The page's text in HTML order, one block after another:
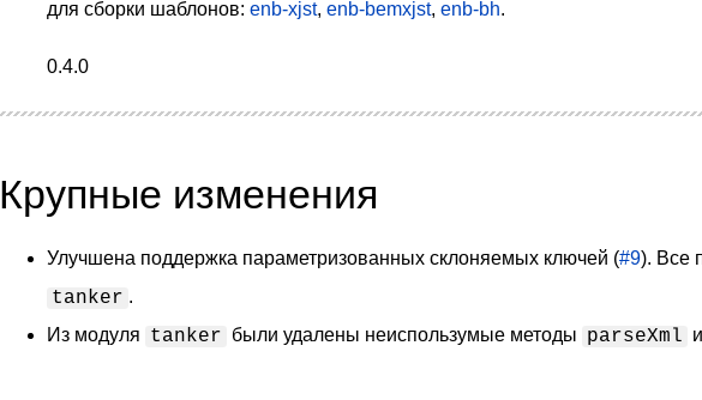
для сборки шаблонов: enb-xjst, enb-bemxjst, enb-bh.
0.4.0
Крупные изменения
Улучшена поддержка параметризованных склоняемых ключей (#9). Все
tanker .
Из модуля tanker были удалены неиспользумые методы parseXml и